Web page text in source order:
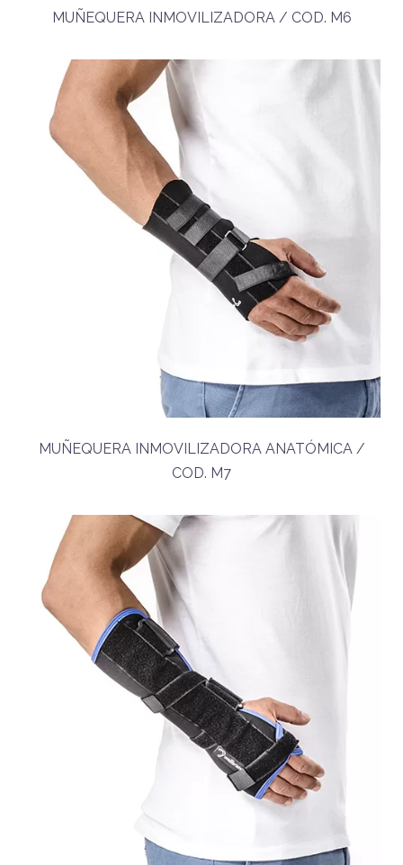
MUÑEQUERA INMOVILIZADORA / COD. M6
MUÑEQUERA INMOVILIZADORA ANATÓMICA /
COD. M7